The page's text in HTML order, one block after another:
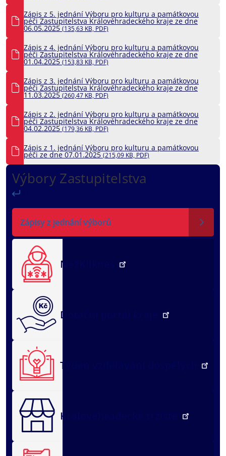
Výbory Zastupitelstva
Zápisy z jednání výborů
NežKlikneš
Dotační portál kraje
Týden vzdělávání dospělých
Královéhradecké tržiště
Zápis z 5. jednání Výboru pro kulturu a památkovou
péči Zastupitelstva Královéhradeckého kraje ze dne
06.05.2025(135,63 KB, PDF)
Zápis z 4. jednání Výboru pro kulturu a památkovou
péči Zastupitelstva Královéhradeckého kraje ze dne
01.04.2025(153,83 KB, PDF)
Zápis z 3. jednání Výboru pro kulturu a památkovou
péči Zastupitelstva Královéhradeckého kraje ze dne
11.03.2025(260,47 KB, PDF)
Zápis z 2. jednání Výboru pro kulturu a památkovou
péči Zastupitelstva Královéhradeckého kraje ze dne
04.02.2025(179,36 KB, PDF)
Zápis z 1. jednání Výboru pro kulturu a památkovou
péči ze dne 07.01.2025(215,09 KB, PDF)